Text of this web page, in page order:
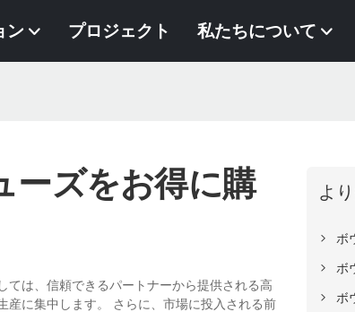
ン プロジェクト 私たちについて
ーズをお得に購
は、信頼できるパートナーから提供される高
産に集中します。 さらに、市場に投入される前
よ
ボ
ボ
ボ